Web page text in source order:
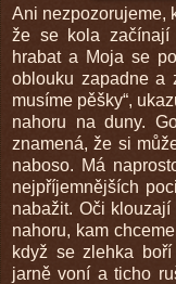
Ani nezpozorujeme,
že se kola začínají
hrabat a Moja se
oblouku zapadne a
musíme pěšky“,
nahoru na duny.
znamená, že si
naboso. Má
nejpříjemnějších
nabažit. Oči
nahoru, kam
když se zlehka
jarně voní a ticho